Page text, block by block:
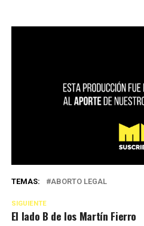
TEMAS: ABORTO LEGAL
SIGUIENTE
El lado B de los Martín Fierro